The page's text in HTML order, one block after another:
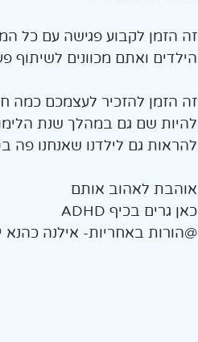
זה הזמן לקבוע פגישה עם כל
הילדים ואתם מכוונים לשיתוף
זה הזמן להזכיר לעצמכם כמה
להיות שם גם במהלך שנת
להראות גם לילדנו שאנחנו פה
אוהבת לאהוב אותם
כאן גרים בכיף ADHD
@הורות באחריות- אילנה כהנא